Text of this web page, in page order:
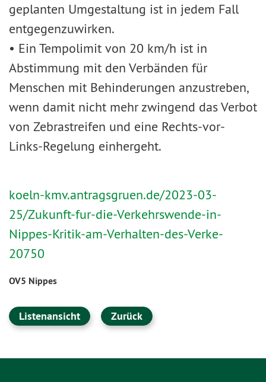
geplanten Umgestaltung ist in jedem Fall
entgegenzuwirken.
• Ein Tempolimit von 20 km/h ist in
Abstimmung mit den Verbänden für
Menschen mit Behinderungen anzustreben,
wenn damit nicht mehr zwingend das Verbot
von Zebrastreifen und eine Rechts-vor-
Links-Regelung einhergeht.
koeln-kmv.antragsgruen.de/2023-03-
25/Zukunft-fur-die-Verkehrswende-in-
Nippes-Kritik-am-Verhalten-des-Verke-
20750
OV5 Nippes
Listenansicht Zurück